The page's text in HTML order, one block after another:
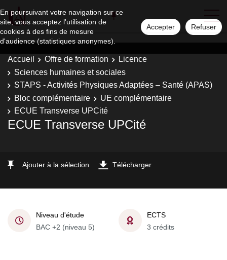
En poursuivant votre navigation sur ce
site, vous acceptez l'utilisation de
cookies à des fins de mesure
d'audience (statistiques anonymes).
Accepter Refuser
Accueil Offre de formation
Licence
Sciences humaines et sociales
STAPS - Activités Physiques Adaptées – Santé (APAS)
Bloc complémentaire
UE complémentaire
ECUE Transverse UPCité
ECUE Transverse UPCité
Ajouter à la sélection Télécharger
Niveau d'étude
BAC +2 (niveau 5)
ECTS
3 crédits